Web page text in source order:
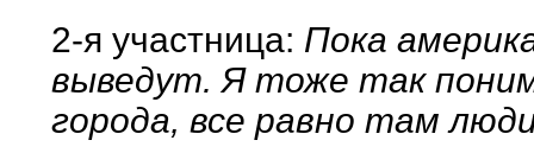
2-я участница: Пока
выведут. Я тоже так
города, все равно там